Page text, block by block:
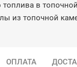
в
из топочной
ОПЛАТА